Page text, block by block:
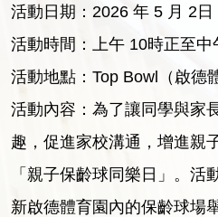
活動日期：2026 年 5 月 2日
活動時間：上午 10時正至中
活動地點：Top Bowl（啟德
活動內容：為了讓同學與家
趣，促進家校溝通，增進親
「親子保齡球同樂日」。活
新啟德體育園內的保齡球場